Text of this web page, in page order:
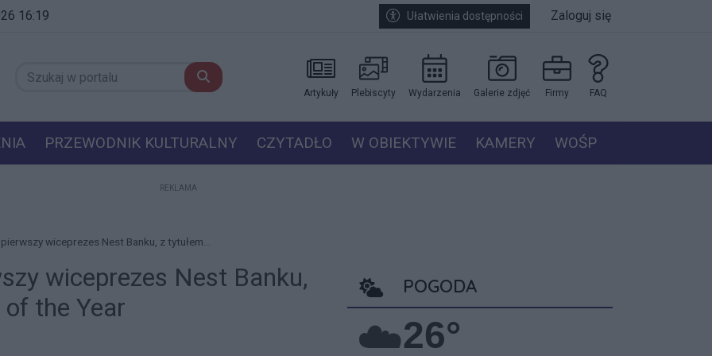
16:19 Ułatwienia dostępności Zaloguj się
Artykuły Plebiscyty Wydarzenia Galerie zdjęć Firmy FAQ
PRZEWODNIK KULTURALNY CZYTADŁO W OBIEKTYWIE KAMERY WOŚP
REKLAMA
wiceprezes Nest Banku, z tytułem...
wiceprezes Nest Banku,
the Year
POGODA